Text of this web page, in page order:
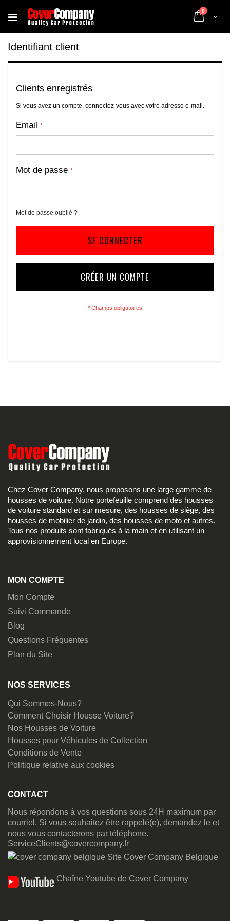
Cart
0 articles
Identifiant client
Clients enregistrés
Si vous avez un compte, connectez-vous avec votre adresse e-mail.
Email
Mot de passe
Mot de passe oublié ?
SE CONNECTER
CRÉER UN COMPTE
Chez Cover Company, nous proposons une large gamme de
housses de voiture. Notre portefeuille comprend des housses
de voiture standard et sur mesure, des housses de siège, des
housses de mobilier de jardin, des housses de moto et autres.
Tous nos produits sont fabriqués à la main et en utilisant un
approvisionnement local en Europe.
MON COMPTE
Mon Compte
Suivi Commande
Blog
Questions Fréquentes
Plan du Site
NOS SERVICES
Qui Sommes-Nous?
Comment Choisir Housse Voiture?
Nos Housses de Voiture
Housses pour Véhicules de Collection
Conditions de Vente
Politique relative aux cookies
CONTACT
Nous répondons à vos questions sous 24H maximum par
courriel. Si vous souhaitez être rappelé(e), demandez le et
nous vous contacterons par téléphone.
ServiceClients@covercompany.fr
Site Cover Company Belgique
Chaîne Youtube de Cover Company